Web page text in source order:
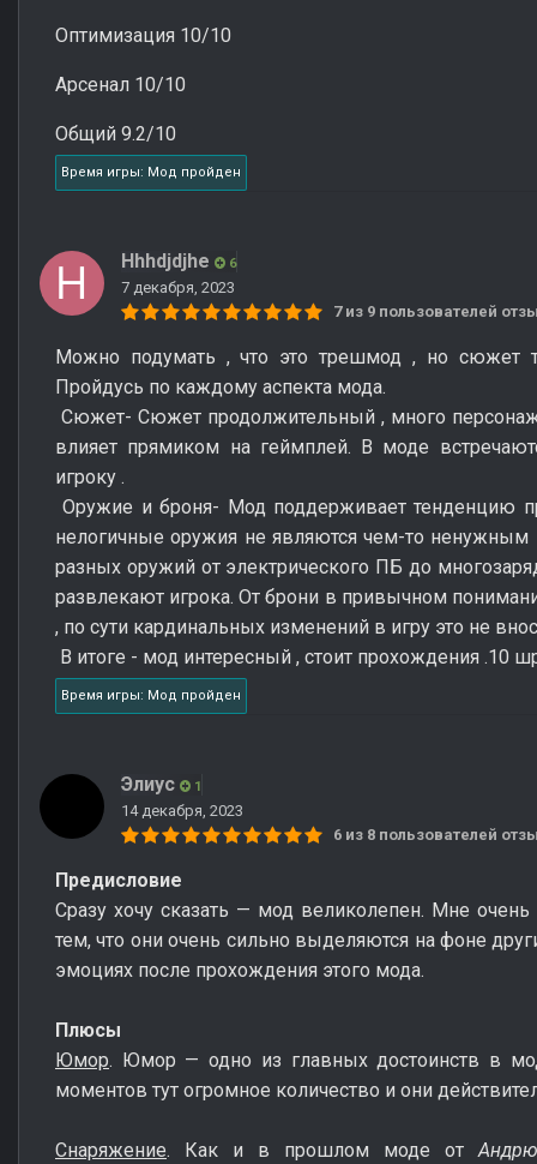
Оптимизация 10/10
Арсенал 10/10
Общий 9.2/10
Время игры: Мод пройден
Hhhdjdjhe 6
7 декабря, 2023
7 из 9 пользователей
Можно подумать , что это трешмод , но сюжет
Пройдусь по каждому аспекта мода.
Сюжет- Сюжет продолжительный , много
влияет прямиком на геймплей. В моде
игроку .
Оружие и броня- Мод поддерживает тенденцию
нелогичные оружия не являются чем-то
разных оружий от электрического ПБ до
развлекают игрока. От брони в привычном
, по сути кардинальных изменений в игру это не
В итоге - мод интересный , стоит прохождения .10
Время игры: Мод пройден
Элиус 1
14 декабря, 2023
6 из 8 пользователей
Предисловие
Сразу хочу сказать — мод великолепен. Мне
тем, что они очень сильно выделяются на фоне
эмоциях после прохождения этого мода.
Плюсы
Юмор. Юмор — одно из главных достоинств в
моментов тут огромное количество и они
Снаряжение. Как и в прошлом моде от